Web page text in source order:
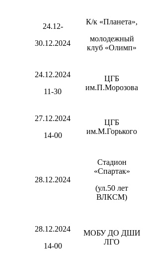
24.12-
30.12.2024
К/к «Планета»,
молодежный
клуб «Олимп»
24.12.2024
11-30
ЦГБ
им.П.Морозова
27.12.2024
14-00
ЦГБ
им.М.Горького
28.12.2024
Стадион
«Спартак»
(ул.50 лет
ВЛКСМ)
28.12.2024
14-00
МОБУ ДО ДШИ
ЛГО